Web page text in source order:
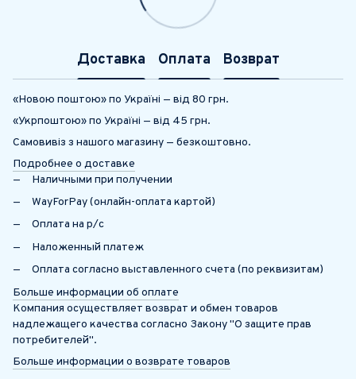
Доставка Оплата Возврат
«Новою поштою» по Україні — від 80 грн.
«Укрпоштою» по Україні — від 45 грн.
Самовивіз з нашого магазину — безкоштовно.
Подробнее о доставке
Наличными при получении
WayForPay (онлайн-оплата картой)
Оплата на р/с
Наложенный платеж
Оплата согласно выставленного счета (по реквизитам)
Больше информации об оплате
Компания осуществляет возврат и обмен товаров
надлежащего качества согласно Закону "О защите прав
потребителей".
Больше информации о возврате товаров